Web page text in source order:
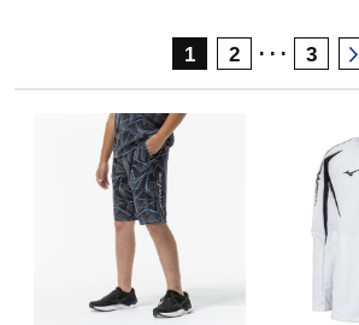
ランニング
サッカー／フットサル
トレーニング
1 2 ･･･ 3